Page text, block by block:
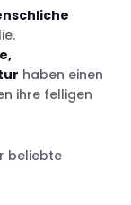
haben einen
ihre felligen
beliebte